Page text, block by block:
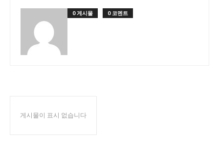
0 게시물 0 코멘트
게시물이 표시 없습니다